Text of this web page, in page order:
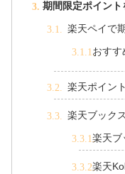
期間限定ポイン
楽天ペイで
おすす
楽天ポイン
楽天ブック
楽天ブ
楽天